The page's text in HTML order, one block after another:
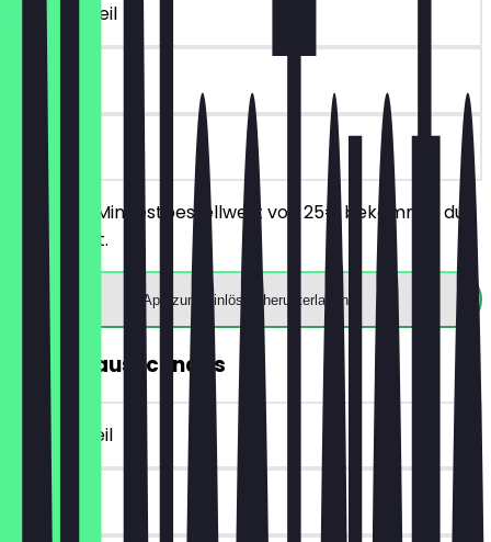
~10 € Vorteil
90 Tage
Ab einem Mindestbestellwert von 25€ bekommst du
10€ Rabatt.
App zum Einlösen herunterladen
Gratis Hausschnaps
~4 € Vorteil
30 Tage